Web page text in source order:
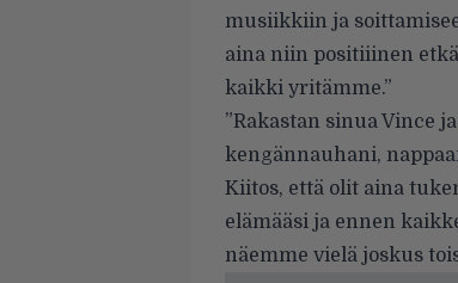
musiikkiin ja
aina niin positiiinen
kaikki yritämme.”
”Rakastan sinua Vince
kengännauhani,
Kiitos, että olit aina
elämääsi ja ennen
näemme vielä joskus